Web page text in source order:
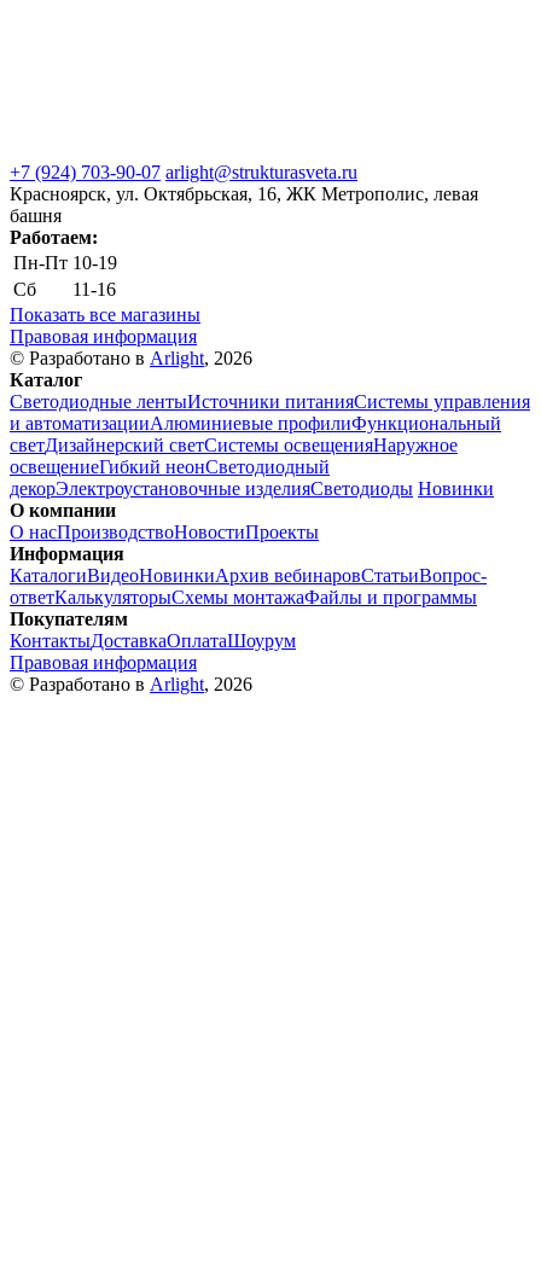
+7 (924) 703-90-07 arlight@strukturasveta.ru
Красноярск, ул. Октябрьская, 16, ЖК Метрополис, левая
башня
Работаем:
Пн-Пт 10-19
Сб
11-16
Показать все магазины
Правовая информация
© Разработано в Arlight, 2026
Каталог
Светодиодные лентыИсточники питанияСистемы управления
и автоматизацииАлюминиевые профилиФункциональный
светДизайнерский светСистемы освещенияНаружное
освещениеГибкий неонСветодиодный
декорЭлектроустановочные изделияСветодиоды Новинки
О компании
О насПроизводствоНовостиПроекты
Информация
КаталогиВидеоНовинкиАрхив вебинаровСтатьиВопрос-
ответКалькуляторыСхемы монтажаФайлы и программы
Покупателям
КонтактыДоставкаОплатаШоурум
Правовая информация
© Разработано в Arlight, 2026